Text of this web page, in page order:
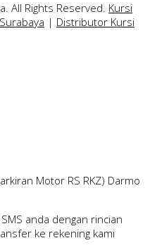
All Rights Reserved. Kursi
| Distributor Kursi
Motor RS RKZ) Darmo
anda dengan rincian
ke rekening kami